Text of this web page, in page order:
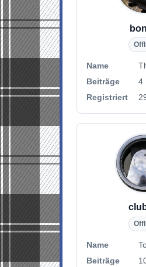
Name
Beiträge
4
Registriert
Name
Beiträge